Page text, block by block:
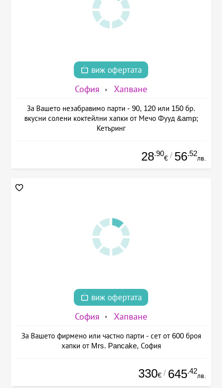
виж офертата
София Хапване
За Вашето незабравимо парти - 90, 120 или 150 бр.
вкусни солени коктейлни хапки от Мечо Фууд &amp;
Кетъринг
28.90
€ / 56.52
лв.
виж офертата
София Хапване
За Вашето фирмено или частно парти - сет от 600 броя
хапки от Mrs. Pancake, София
330€ / 645.42
лв.